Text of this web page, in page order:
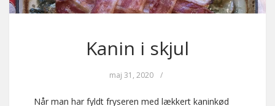
Kanin i skjul
maj 31, 2020 /
Når man har fyldt fryseren med lækkert kaninkød